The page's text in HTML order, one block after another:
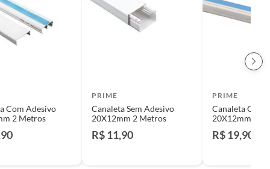
Com Adesivo
2 Metros
PRIME
Canaleta Sem Adesivo
20X12mm 2 Metros
R$ 11,90
PRIME
Canaleta Com
20X12mm 2
R$ 19,90